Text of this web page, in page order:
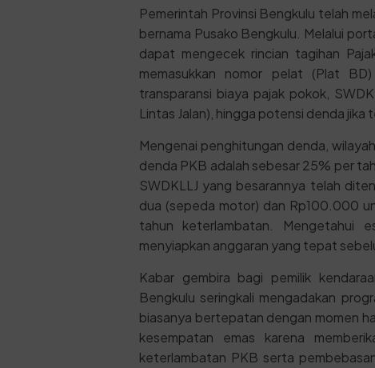
Pemerintah Provinsi Bengkulu telah
bernama Pusako Bengkulu. Melalui
dapat mengecek rincian tagihan
memasukkan nomor pelat (Plat
transparansi biaya pajak pokok,
Lintas Jalan), hingga potensi denda jika
Mengenai penghitungan denda,
denda PKB adalah sebesar 25% per
SWDKLLJ yang besarannya telah
dua (sepeda motor) dan Rp100.000
tahun keterlambatan. Mengetahui
menyiapkan anggaran yang tepat
Kabar gembira bagi pemilik
Bengkulu seringkali mengadakan
biasanya bertepatan dengan momen
kesempatan emas karena
keterlambatan PKB serta